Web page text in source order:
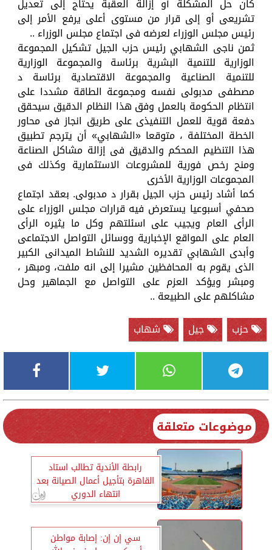
كان حل المشكلة أو إزالة العقبة يحتاج إلى تعديل
تشريعى أو إلى قرار من مستوى أعلى يرفع الأمر إلى
رئيس مجلس الوزراء لعرضه فى اجتماع مجلس الوزراء ..
ثمن ناجى الشهابي رئيس حزب الجيل تشكيل المجموعة
الوزارية للتنمية البشرية برئاسة والمجموعة الوزارية
للتنمية الصناعية والمجموعة الاقتصادية برئاسة د
مصطفى مدبولى نفسه ومجموعة الطاقة مشددا على
انتظام الحكومة بالعمل وفق هذا النظام الدقيق سيحقق
دفعة قوية للعمل التنفيذى على طريق انجاز فى محاور
الخطة المختلفة ، متوقعا «الشهابي» أن يترجم تطبيق
هذا التنظيم المحكم والدقيق فى إزالة مشاكل الصناعة
ومنح رخص فورية للمشروعات الاستثمارية وكذلك فى
المجموعات الوزارية الأخرى
كما أشاد رئيس حزب الجيل بقرار د مدبولى. بعقد اجتماع
صحفي أسبوعيا يستعرض فيه قرارات مجلس الوزراء على
الرأى العام ويجيب على اسئلتهم وكل ما يثيره الرأى
العام على المواقع الإخبارية ووسائل التواصل الاجتماعى
وأبدى الشهابي تقديره الشديد للنشاط الميدانى الكبير
الذى يقوم به المحافظين مشيرا إلى انه ملفت، ومبهر ،
ومبشر ويؤكد العزم على التواصل مع الجماهير وحل
مشاكلهم على الطبيعة ..
حزب
جيل شهاب
موضوعات متعلقة
رابطة الأندية تطالب استاد
القاهرة بتأجيل أعمال الصيانة بعد
انتهاء الدوري
سي إن إن: إصابة مواطن